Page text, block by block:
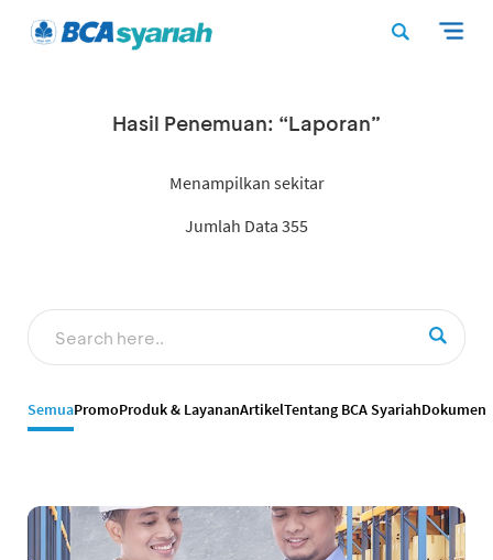
Hasil Penemuan: “Laporan”
Menampilkan sekitar
Jumlah Data 355
SemuaPromoProduk & LayananArtikelTentang BCA SyariahDokumen